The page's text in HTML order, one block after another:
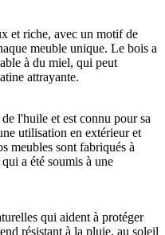
et riche, avec un motif de
meuble unique. Le bois a
à du miel, qui peut
attrayante.
l'huile et est connu pour sa
utilisation en extérieur et
meubles sont fabriqués à
a été soumis à une
qui aident à protéger
résistant à la pluie, au soleil